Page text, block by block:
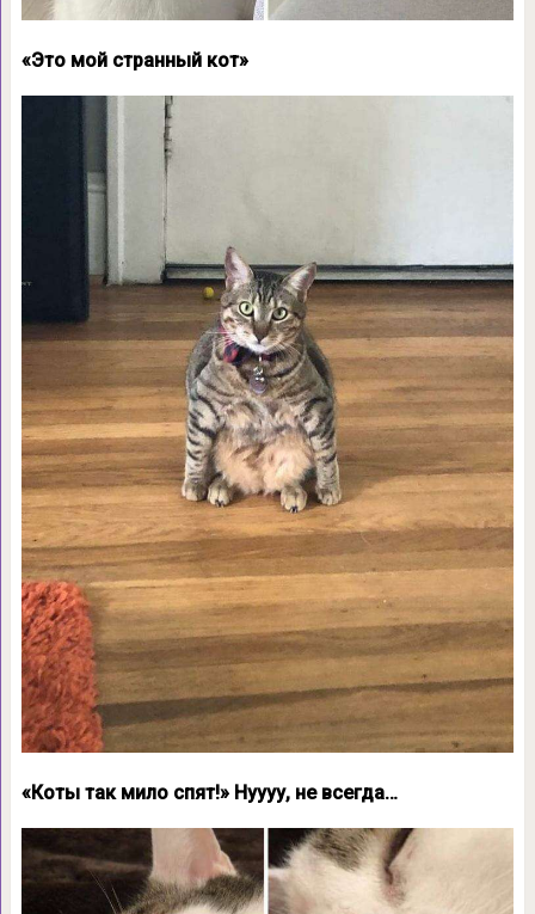
«Это мой странный кот»
«Коты так мило спят!» Нуууу, не всегда…